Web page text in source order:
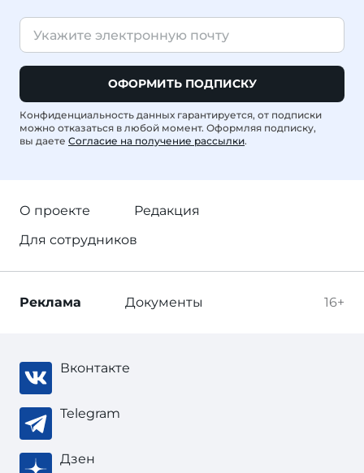
ОФОРМИТЬ ПОДПИСКУ
Конфиденциальность данных гарантируется, от подписки
можно отказаться в любой момент. Оформляя подписку,
вы даете Согласие на получение рассылки.
О проекте
Редакция
Для сотрудников
16+
Реклама Документы
Вконтакте
Telegram
Дзен